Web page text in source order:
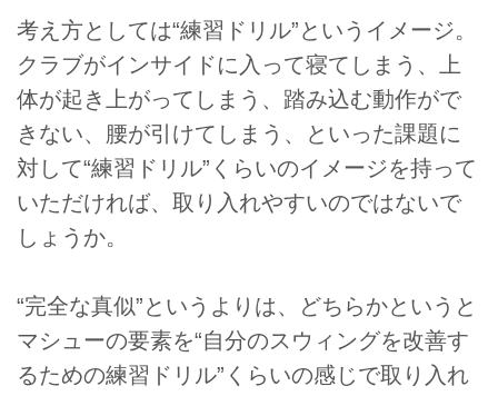
考え方としては“練習ドリル”というイメージ。
クラブがインサイドに入って寝てしまう、上
体が起き上がってしまう、踏み込む動作がで
きない、腰が引けてしまう、といった課題に
対して“練習ドリル”くらいのイメージを持って
いただければ、取り入れやすいのではないで
しょうか。
“完全な真似”というよりは、どちらかというと
マシューの要素を“自分のスウィングを改善す
るための練習ドリル”くらいの感じで取り入れ